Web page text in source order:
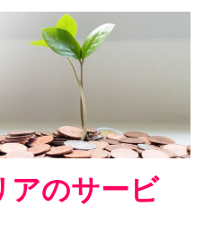
アのサービ